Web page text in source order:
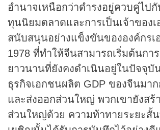
อำนาจเหนือกว่าดำรงอยู่ควบคู่ไป
ทุนนิยมตลาดและการเป็นเจ้าของ
สนับสนุนอย่างแข็งขันขององค์กรเ
1978 ที่ทำให้จีนสามารถเริ่มต้นกา
ยาวนานที่ยังคงดำเนินอยู่ในปัจจุบั
ธุรกิจเอกชนผลิต GDP ของจีนมา
และส่งออกส่วนใหญ่ พวกเขายังสร้
ส่วนใหญ่ด้วย ความท้าทายระยะสั้